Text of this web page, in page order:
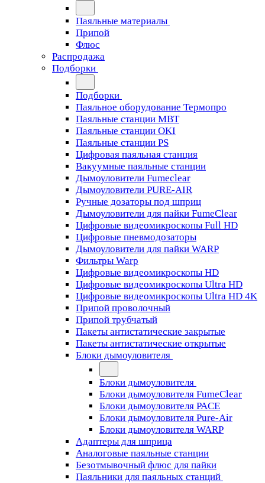
Паяльные материалы
Припой
Флюс
Распродажа
Подборки
Подборки
Паяльное оборудование Термопро
Паяльные станции MBT
Паяльные станции OKI
Паяльные станции PS
Цифровая паяльная станция
Вакуумные паяльные станции
Дымоуловители Fumeclear
Дымоуловители PURE-AIR
Ручные дозаторы под шприц
Дымоуловители для пайки FumeClear
Цифровые видеомикроскопы Full HD
Цифровые пневмодозаторы
Дымоуловители для пайки WARP
Фильтры Warp
Цифровые видеомикроскопы HD
Цифровые видеомикроскопы Ultra HD
Цифровые видеомикроскопы Ultra HD 4K
Припой проволочный
Припой трубчатый
Пакеты антистатические закрытые
Пакеты антистатические открытые
Блоки дымоуловителя
Блоки дымоуловителя
Блоки дымоуловителя FumeClear
Блоки дымоуловителя PACE
Блоки дымоуловителя Pure-Air
Блоки дымоуловителя WARP
Адаптеры для шприца
Аналоговые паяльные станции
Безотмывочный флюс для пайки
Паяльники для паяльных станций